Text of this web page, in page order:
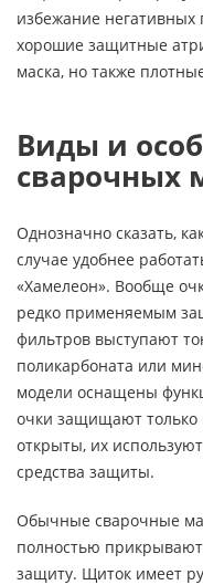
избежание негативных
хорошие защитные
маска, но также
Виды и
сварочных
Однозначно сказать,
случае удобнее
«Хамелеон». Вообще
редко применяемым
фильтров выступают
поликарбоната или
модели оснащены
очки защищают только
открыты, их
средства защиты.
Обычные сварочные
полностью
защиту. Щиток имеет